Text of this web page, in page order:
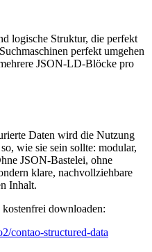
logische Struktur, die perfekt
perfekt umgehen
JSON-LD-Blöcke pro
Daten wird die Nutzung
so, wie sie sein sollte: modular,
JSON-Bastelei, ohne
klare, nachvollziehbare
Inhalt.
downloaden:
contao-structured-data